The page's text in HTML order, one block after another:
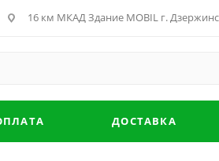
16 км МКАД Здание MOBIL г.
ДОСТАВКА